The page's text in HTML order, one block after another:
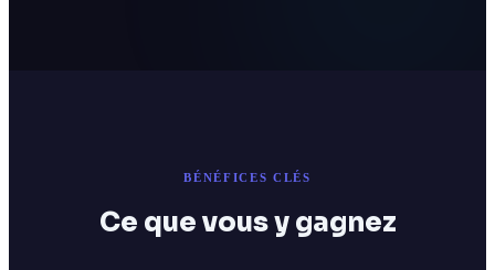
BÉNÉFICES CLÉS
Ce que vous y gagnez